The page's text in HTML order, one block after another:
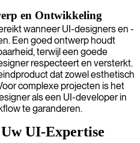
en Ontwikkeling
wanneer UI-designers en -
Een goed ontwerp houdt
terwijl een goede
respecteert en versterkt.
dat zowel esthetisch
complexe projecten is het
als een UI-developer in
te garanderen.
UI-Expertise